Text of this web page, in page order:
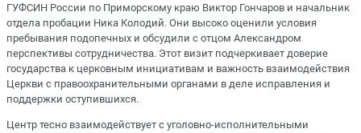
ГУФСИН России по Приморскому краю Виктор Гончаров и начальник
отдела пробации Ника Колодий. Они высоко оценили условия
пребывания подопечных и обсудили с отцом Александром
перспективы сотрудничества. Этот визит подчеркивает доверие
государства к церковным инициативам и важность взаимодействия
Церкви с правоохранительными органами в деле исправления и
поддержки оступившихся.
Центр тесно взаимодействует с уголовно-исполнительными